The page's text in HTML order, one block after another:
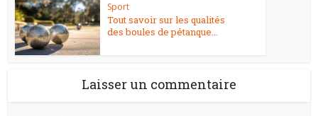
Sport
Tout savoir sur les qualités
des boules de pétanque...
Laisser un commentaire